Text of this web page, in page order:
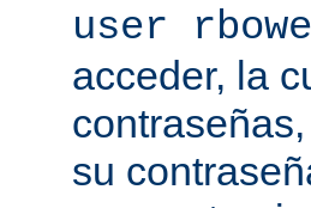
user
acceder, la
su